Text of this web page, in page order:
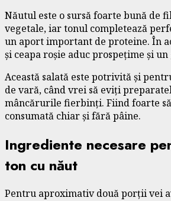
Năutul este o sursă foarte bună de
vegetale, iar tonul completează
un aport important de proteine. În
și ceapa roșie aduc prospețime și
Această salată este potrivită și
de vară, când vrei să eviți
mâncărurile fierbinți. Fiind foarte
consumată chiar și fără pâine.
Ingrediente necesare
ton cu năut
Pentru aproximativ două porții vei